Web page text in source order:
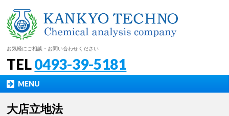
お気軽にご相談・お問い合わせください
TEL0493-39-5181
MENU
大店立地法